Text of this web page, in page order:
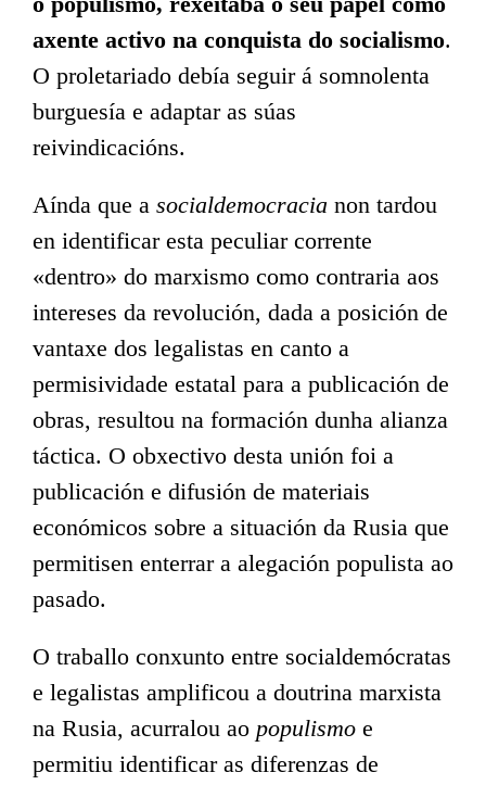
axente activo na conquista do socialismo.
O proletariado debía seguir á somnolenta
burguesía e adaptar as súas
reivindicacións.
Aínda que a socialdemocracia non tardou
en identificar esta peculiar corrente
«dentro» do marxismo como contraria aos
intereses da revolución, dada a posición de
vantaxe dos legalistas en canto a
permisividade estatal para a publicación de
obras, resultou na formación dunha alianza
táctica. O obxectivo desta unión foi a
publicación e difusión de materiais
económicos sobre a situación da Rusia que
permitisen enterrar a alegación populista ao
pasado.
O traballo conxunto entre socialdemócratas
e legalistas amplificou a doutrina marxista
na Rusia, acurralou ao populismo e
permitiu identificar as diferenzas de